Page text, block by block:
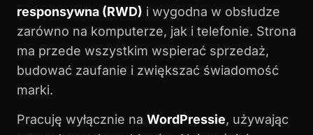
responsywna (RWD) i wygodna w obsłudze
zarówno na komputerze, jak i telefonie. Strona
ma przede wszystkim wspierać sprzedaż,
budować zaufanie i zwiększać świadomość
marki.
Pracuję wyłącznie na WordPressie, używając